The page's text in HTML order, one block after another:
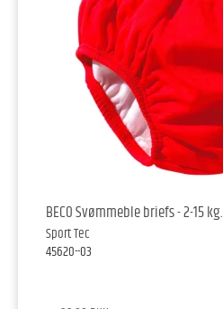
BECO Svømmeble briefs - 2-15 kg.
Sport Tec
45620--03